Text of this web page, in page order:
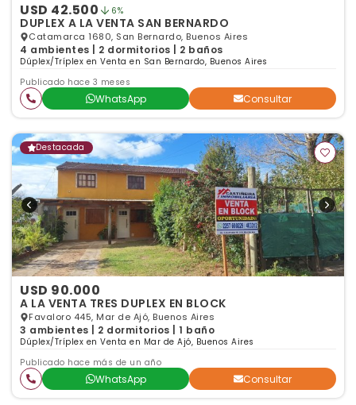
USD 42.500 6%
DUPLEX A LA VENTA SAN BERNARDO
Catamarca 1680, San Bernardo, Buenos Aires
4 ambientes | 2 dormitorios | 2 baños
Dúplex/Tríplex en Venta en San Bernardo, Buenos Aires
Publicado hace 3 meses
WhatsApp Consultar
Destacada
USD 90.000
A LA VENTA TRES DUPLEX EN BLOCK
Favaloro 445, Mar de Ajó, Buenos Aires
3 ambientes | 2 dormitorios | 1 baño
Dúplex/Tríplex en Venta en Mar de Ajó, Buenos Aires
Publicado hace más de un año
WhatsApp Consultar